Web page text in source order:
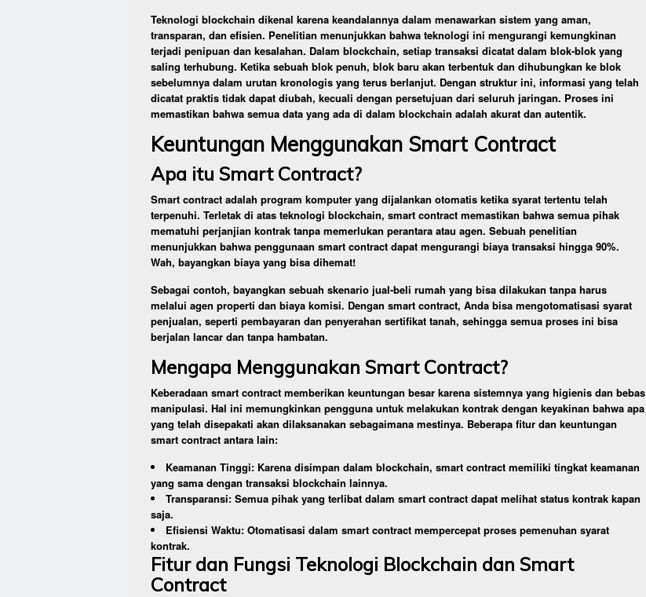
Teknologi blockchain dikenal karena keandalannya dalam menawarkan sistem yang aman,
transparan, dan efisien. Penelitian menunjukkan bahwa teknologi ini mengurangi kemungkinan
terjadi penipuan dan kesalahan. Dalam blockchain, setiap transaksi dicatat dalam blok-blok yang
saling terhubung. Ketika sebuah blok penuh, blok baru akan terbentuk dan dihubungkan ke blok
sebelumnya dalam urutan kronologis yang terus berlanjut. Dengan struktur ini, informasi yang telah
dicatat praktis tidak dapat diubah, kecuali dengan persetujuan dari seluruh jaringan. Proses ini
memastikan bahwa semua data yang ada di dalam blockchain adalah akurat dan autentik.
Keuntungan Menggunakan Smart Contract
Apa itu Smart Contract?
Smart contract adalah program komputer yang dijalankan otomatis ketika syarat tertentu telah
terpenuhi. Terletak di atas teknologi blockchain, smart contract memastikan bahwa semua pihak
mematuhi perjanjian kontrak tanpa memerlukan perantara atau agen. Sebuah penelitian
menunjukkan bahwa penggunaan smart contract dapat mengurangi biaya transaksi hingga 90%.
Wah, bayangkan biaya yang bisa dihemat!
Sebagai contoh, bayangkan sebuah skenario jual-beli rumah yang bisa dilakukan tanpa harus
melalui agen properti dan biaya komisi. Dengan smart contract, Anda bisa mengotomatisasi syarat
penjualan, seperti pembayaran dan penyerahan sertifikat tanah, sehingga semua proses ini bisa
berjalan lancar dan tanpa hambatan.
Mengapa Menggunakan Smart Contract?
Keberadaan smart contract memberikan keuntungan besar karena sistemnya yang higienis dan bebas
manipulasi. Hal ini memungkinkan pengguna untuk melakukan kontrak dengan keyakinan bahwa apa
yang telah disepakati akan dilaksanakan sebagaimana mestinya. Beberapa fitur dan keuntungan
smart contract antara lain:
Keamanan Tinggi: Karena disimpan dalam blockchain, smart contract memiliki tingkat keamanan
yang sama dengan transaksi blockchain lainnya.
Transparansi: Semua pihak yang terlibat dalam smart contract dapat melihat status kontrak kapan
saja.
Efisiensi Waktu: Otomatisasi dalam smart contract mempercepat proses pemenuhan syarat
kontrak.
Fitur dan Fungsi Teknologi Blockchain dan Smart
Contract